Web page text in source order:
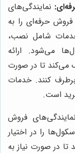
نمایندگی‌های
حرفه‌ای را به
شامل نصب،
می‌شود. ارائه
تا در صورت
کنند. خدمات
است.
نمایندگی‌های فروش
را در اختیار
تا در صورت نیاز به